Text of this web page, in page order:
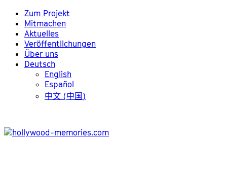
Zum Projekt
Mitmachen
Aktuelles
Veröffentlichungen
Über uns
Deutsch
English
Español
中文 (中国)